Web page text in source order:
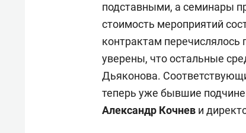
подставными, а семинары
стоимость мероприятий
контрактам
уверены, что остальные
Дьяконова.
теперь уже бывшие
Александр Кочнев и